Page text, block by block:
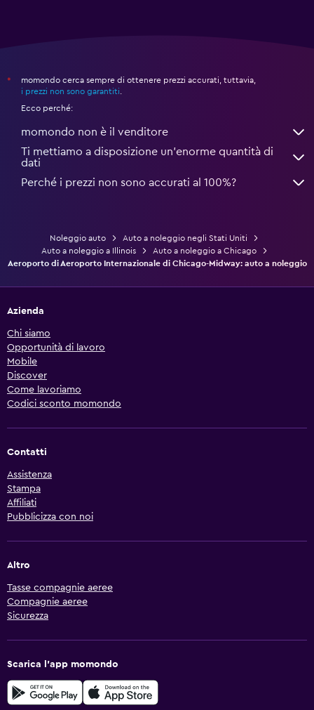
*
momondo cerca sempre di ottenere prezzi accurati, tuttavia,
i prezzi non sono garantiti.
Ecco perché:
momondo non è il venditore
Ti mettiamo a disposizione un’enorme quantità di
dati
Perché i prezzi non sono accurati al 100%?
Noleggio auto
Auto a noleggio negli Stati Uniti
Auto a noleggio a Illinois
Auto a noleggio a Chicago
Aeroporto di Aeroporto Internazionale di Chicago-Midway: auto a noleggio
Azienda
Chi siamo
Opportunità di lavoro
Mobile
Discover
Come lavoriamo
Codici sconto momondo
Contatti
Assistenza
Stampa
Affiliati
Pubblicizza con noi
Altro
Tasse compagnie aeree
Compagnie aeree
Sicurezza
Scarica l'app momondo